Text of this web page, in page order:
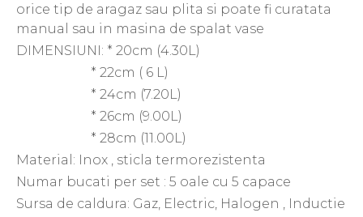
orice tip de aragaz sau plita si poate fi curatata
manual sau in masina de spalat vase
DIMENSIUNI: * 20cm (4.30L)
* 22cm ( 6 L)
* 24cm (7.20L)
* 26cm (9.00L)
* 28cm (11.00L)
Material: Inox , sticla termorezistenta
Numar bucati per set : 5 oale cu 5 capace
Sursa de caldura: Gaz, Electric, Halogen , Inductie